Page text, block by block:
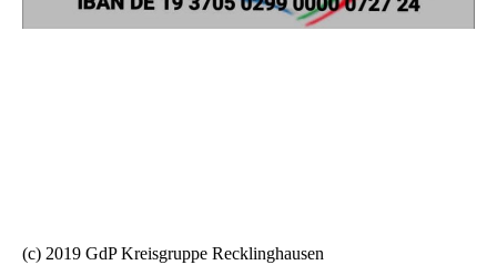
(c) 2019 GdP Kreisgruppe Recklinghausen